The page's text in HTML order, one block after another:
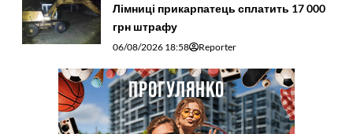
Лімниці прикарпатець сплатить 17 000
грн штрафу
06/08/2026 18:58 Reporter